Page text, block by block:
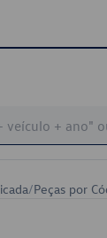
/Peças por